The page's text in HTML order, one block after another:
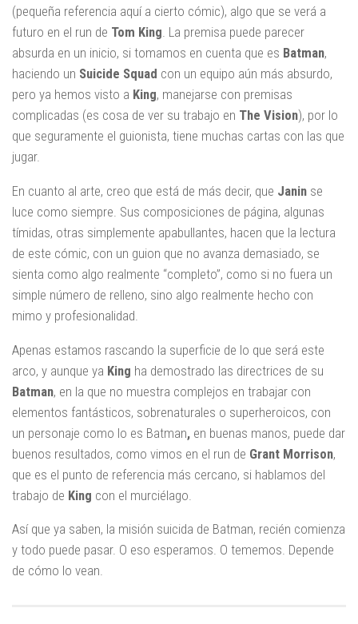
(pequeña referencia aquí a cierto cómic), algo que se verá a
futuro en el run de Tom King. La premisa puede parecer
absurda en un inicio, si tomamos en cuenta que es Batman,
haciendo un Suicide Squad con un equipo aún más absurdo,
pero ya hemos visto a King, manejarse con premisas
complicadas (es cosa de ver su trabajo en The Vision), por lo
que seguramente el guionista, tiene muchas cartas con las que
jugar.
En cuanto al arte, creo que está de más decir, que Janin se
luce como siempre. Sus composiciones de página, algunas
tímidas, otras simplemente apabullantes, hacen que la lectura
de este cómic, con un guion que no avanza demasiado, se
sienta como algo realmente “completo”, como si no fuera un
simple número de relleno, sino algo realmente hecho con
mimo y profesionalidad.
Apenas estamos rascando la superficie de lo que será este
arco, y aunque ya King ha demostrado las directrices de su
Batman, en la que no muestra complejos en trabajar con
elementos fantásticos, sobrenaturales o superheroicos, con
un personaje como lo es Batman, en buenas manos, puede dar
buenos resultados, como vimos en el run de Grant Morrison,
que es el punto de referencia más cercano, si hablamos del
trabajo de King con el murciélago.
Así que ya saben, la misión suicida de Batman, recién comienza
y todo puede pasar. O eso esperamos. O tememos. Depende
de cómo lo vean.